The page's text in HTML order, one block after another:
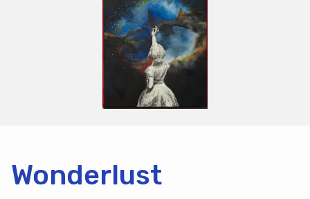
Wonderlust